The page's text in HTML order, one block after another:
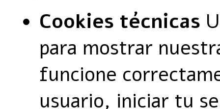
Cookies técnicas
para mostrar
funcione
usuario, iniciar tu